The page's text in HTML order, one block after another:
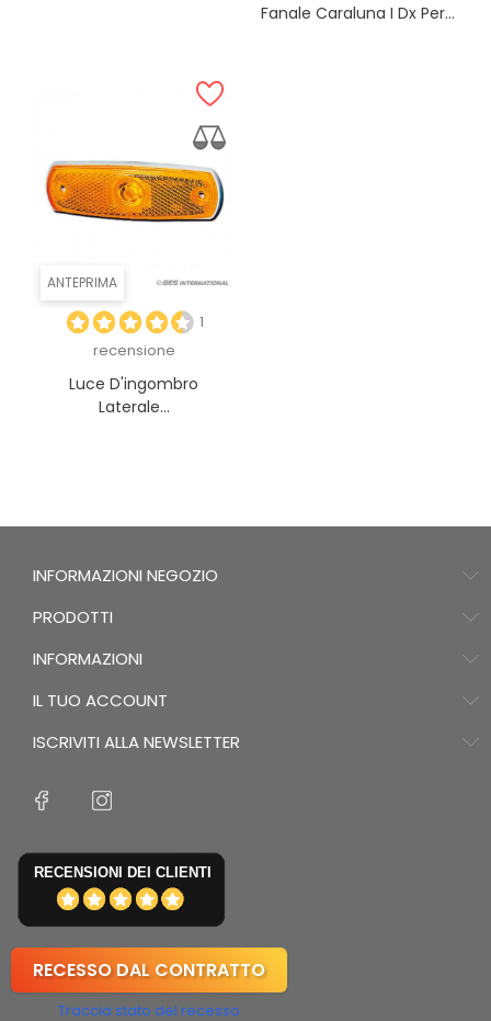
Fanale Caraluna I Dx Per...
ANTEPRIMA
1
recensione
Luce D'ingombro
Laterale...
INFORMAZIONI NEGOZIO
PRODOTTI
INFORMAZIONI
IL TUO ACCOUNT
ISCRIVITI ALLA NEWSLETTER
RECENSIONI DEI CLIENTI
RECESSO DAL CONTRATTO
Traccia stato del recesso